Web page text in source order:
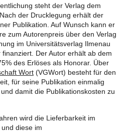
steht der Verlag dem
der Drucklegung erhält der
Publikation. Auf Wunsch kann er
zum Autorenpreis über den Verlag
im Universitätsverlag Ilmenau
Der Autor erhält ab dem
des Erlöses als Honorar. Über
Wort (VGWort) besteht für den
für seine Publikation einmalig
damit die Publikationskosten zu
wird die Lieferbarkeit im
diese im